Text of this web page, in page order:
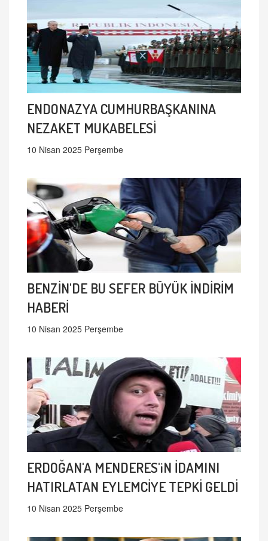
ENDONAZYA CUMHURBAŞKANINA
NEZAKET MUKABELESİ
10 Nisan 2025 Perşembe
BENZİN'DE BU SEFER BÜYÜK İNDİRİM
HABERİ
10 Nisan 2025 Perşembe
ERDOĞAN'A MENDERES'iN İDAMINI
HATIRLATAN EYLEMCİYE TEPKİ GELDİ
10 Nisan 2025 Perşembe